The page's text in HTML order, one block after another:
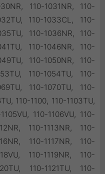
110-1031NR, 110-
110-1033CL, 110-
110-1036NR, 110-
110-1046NR, 110-
110-1050NR, 110-
110-1054TU, 110-
110-1070TU, 110-
110-1100, 110-1103TU,
110-1106VU, 110-
110-1113NR, 110-
110-1117NR, 110-
110-1119NR, 110-
110-1121TU, 110-